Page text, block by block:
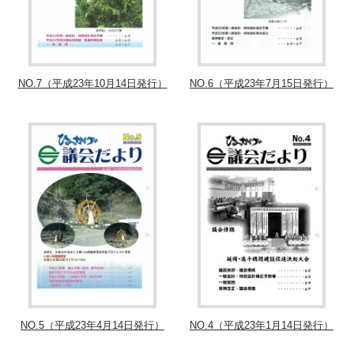
NO.7（平成23年10月14日発行） NO.6（平成23年7月15日発行）
NO.5（平成23年4月14日発行） NO.4（平成23年1月14日発行）